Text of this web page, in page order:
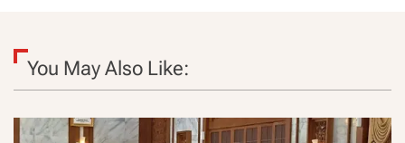
You May Also Like: